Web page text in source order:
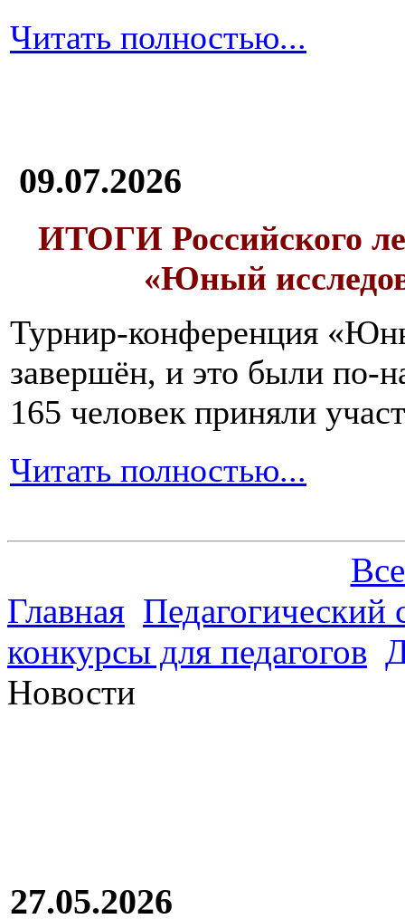
Читать полностью...
09.07.2026
ИТОГИ Российского
«Юный
Турнир-конференция
завершён, и это были по-
165 человек приняли
Читать полностью...
Главная
конкурсы для педагогов
Новости
27.05.2026